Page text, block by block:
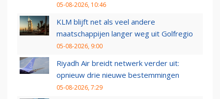
05-08-2026, 10:46
KLM blijft net als veel andere
maatschappijen langer weg uit Golfregio
05-08-2026, 9:00
Riyadh Air breidt netwerk verder uit:
opnieuw drie nieuwe bestemmingen
05-08-2026, 7:29